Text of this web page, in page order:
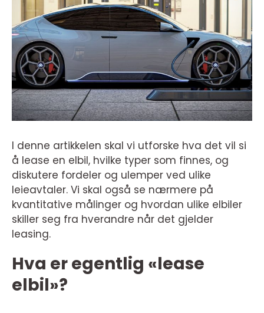
I denne artikkelen skal vi utforske hva det vil si
å lease en elbil, hvilke typer som finnes, og
diskutere fordeler og ulemper ved ulike
leieavtaler. Vi skal også se nærmere på
kvantitative målinger og hvordan ulike elbiler
skiller seg fra hverandre når det gjelder
leasing.
Hva er egentlig «lease
elbil»?